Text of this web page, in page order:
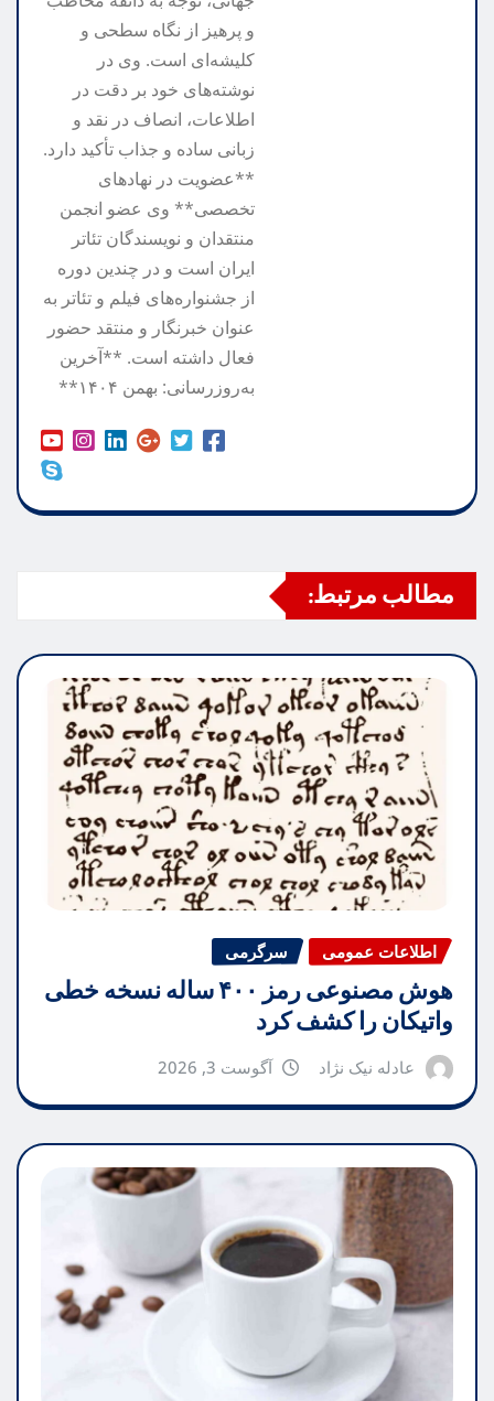
و پرهیز از نگاه سطحی و
کلیشه‌ای است. وی در
نوشته‌های خود بر دقت در
اطلاعات، انصاف در نقد و
زبانی ساده و جذاب تأکید دارد.
**عضویت در نهادهای
تخصصی** وی عضو انجمن
منتقدان و نویسندگان تئاتر
ایران است و در چندین دوره
از جشنواره‌های فیلم و تئاتر به
عنوان خبرنگار و منتقد حضور
فعال داشته است. **آخرین
به‌روزرسانی: بهمن ۱۴۰۴**
مطالب مرتبط:
اطلاعات عمومی سرگرمی
هوش مصنوعی رمز ۴۰۰ ساله نسخه خطی
واتیکان را کشف کرد
عادله نیک نژاد آگوست 3, 2026